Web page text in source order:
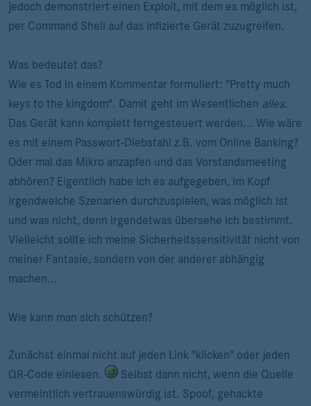
jedoch demonstriert einen Exploit, mit dem es möglich ist,
per Command Shell auf das infizierte Gerät zuzugreifen.
Was bedeutet das?
Wie es Tod in einem Kommentar formuliert: "Pretty much
keys to the kingdom". Damit geht im Wesentlichen alles.
Das Gerät kann komplett ferngesteuert werden... Wie wäre
es mit einem Passwort-Diebstahl z.B. vom Online Banking?
Oder mal das Mikro anzapfen und das Vorstandsmeeting
abhören? Eigentlich habe ich es aufgegeben, im Kopf
irgendwelche Szenarien durchzuspielen, was möglich ist
und was nicht, denn irgendetwas übersehe ich bestimmt.
Vielleicht sollte ich meine Sicherheitssensitivität nicht von
meiner Fantasie, sondern von der anderer abhängig
machen...
Wie kann man sich schützen?
Zunächst einmal nicht auf jeden Link "klicken" oder jeden
QR-Code einlesen.
Selbst dann nicht, wenn die Quelle
vermeintlich vertrauenswürdig ist. Spoof, gehackte